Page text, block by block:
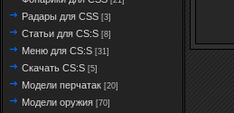
Радары для CSS [3]
Статьи для CS:S [8]
Меню для CS:S [31]
Скачать CS:S [5]
Модели перчатак [20]
Модели оружия [70]